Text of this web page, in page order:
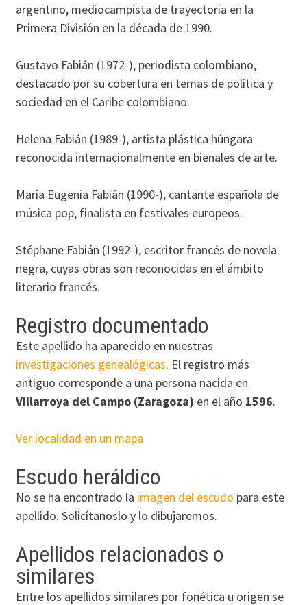
argentino, mediocampista de trayectoria en la
Primera División en la década de 1990.
Gustavo Fabián (1972-), periodista colombiano,
destacado por su cobertura en temas de política y
sociedad en el Caribe colombiano.
Helena Fabián (1989-), artista plástica húngara
reconocida internacionalmente en bienales de arte.
María Eugenia Fabián (1990-), cantante española de
música pop, finalista en festivales europeos.
Stéphane Fabián (1992-), escritor francés de novela
negra, cuyas obras son reconocidas en el ámbito
literario francés.
Registro documentado
Este apellido ha aparecido en nuestras
investigaciones genealógicas. El registro más
antiguo corresponde a una persona nacida en
Villarroya del Campo (Zaragoza) en el año 1596.
Ver localidad en un mapa
Escudo heráldico
No se ha encontrado la imagen del escudo para este
apellido. Solicítanoslo y lo dibujaremos.
Apellidos relacionados o
similares
Entre los apellidos similares por fonética u origen se